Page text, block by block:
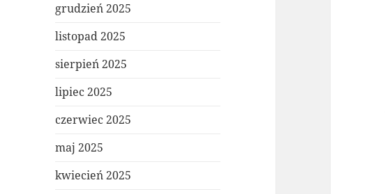
grudzień 2025
listopad 2025
sierpień 2025
lipiec 2025
czerwiec 2025
maj 2025
kwiecień 2025